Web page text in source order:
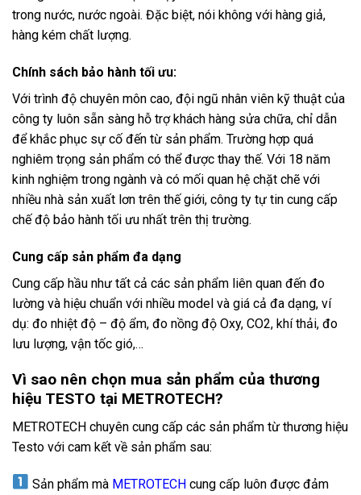
trong nước, nước ngoài. Đặc biệt, nói không với hàng giả,
hàng kém chất lượng.
Chính sách bảo hành tối ưu:
Với trình độ chuyên môn cao, đội ngũ nhân viên kỹ thuật của
công ty luôn sẵn sàng hỗ trợ khách hàng sửa chữa, chỉ dẫn
để khắc phục sự cố đến từ sản phẩm. Trường hợp quá
nghiêm trọng sản phẩm có thể được thay thế. Với 18 năm
kinh nghiệm trong ngành và có mối quan hệ chặt chẽ với
nhiều nhà sản xuất lơn trên thế giới, công ty tự tin cung cấp
chế độ bảo hành tối ưu nhất trên thị trường.
Cung cấp sản phẩm đa dạng
Cung cấp hầu như tất cả các sản phẩm liên quan đến đo
lường và hiệu chuẩn với nhiều model và giá cả đa dạng, ví
dụ: đo nhiệt độ – độ ẩm, đo nồng độ Oxy, CO2, khí thải, đo
lưu lượng, vận tốc gió,…
Vì sao nên chọn mua sản phẩm của thương
hiệu TESTO tại METROTECH?
METROTECH chuyên cung cấp các sản phẩm từ thương hiệu
Testo với cam kết về sản phẩm sau:
Sản phẩm mà METROTECH cung cấp luôn được đảm